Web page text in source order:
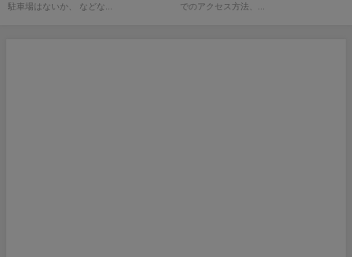
駐車場はないか、 などな...
でのアクセス方法、...